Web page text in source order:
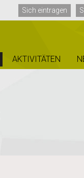
Sich eintragen
AKTIVITÄTEN